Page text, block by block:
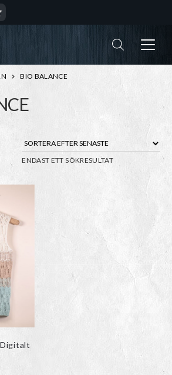
BIO BALANCE
ENDAST ETT SÖKRESULTAT